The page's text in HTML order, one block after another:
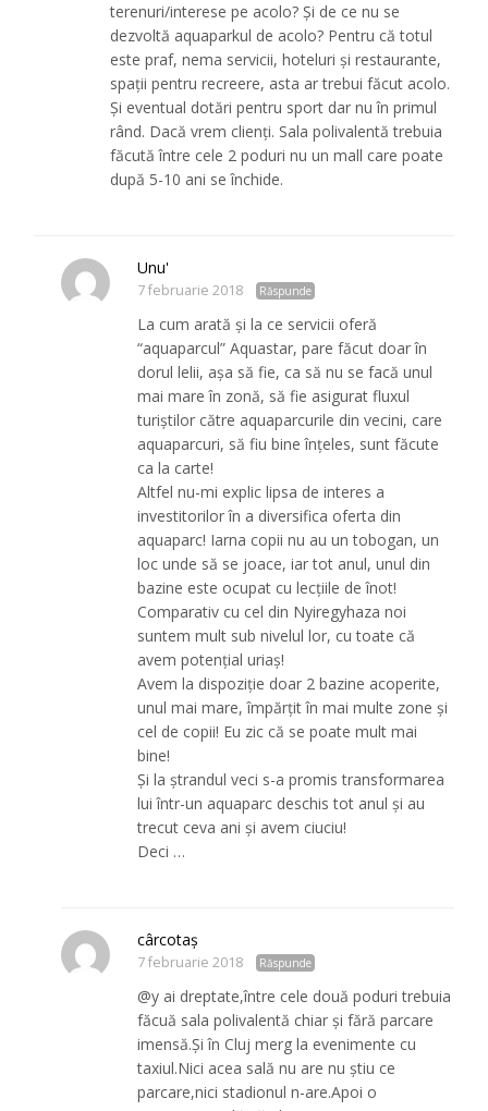
terenuri/interese pe acolo? Și de ce nu se
dezvoltă aquaparkul de acolo? Pentru că totul
este praf, nema servicii, hoteluri și restaurante,
spații pentru recreere, asta ar trebui făcut acolo.
Și eventual dotări pentru sport dar nu în primul
rând. Dacă vrem clienți. Sala polivalentă trebuia
făcută între cele 2 poduri nu un mall care poate
după 5-10 ani se închide.
Unu'
7 februarie 2018 Răspunde
La cum arată și la ce servicii oferă
“aquaparcul” Aquastar, pare făcut doar în
dorul lelii, așa să fie, ca să nu se facă unul
mai mare în zonă, să fie asigurat fluxul
turiștilor către aquaparcurile din vecini, care
aquaparcuri, să fiu bine înțeles, sunt făcute
ca la carte!
Altfel nu-mi explic lipsa de interes a
investitorilor în a diversifica oferta din
aquaparc! Iarna copii nu au un tobogan, un
loc unde să se joace, iar tot anul, unul din
bazine este ocupat cu lecțiile de înot!
Comparativ cu cel din Nyiregyhaza noi
suntem mult sub nivelul lor, cu toate că
avem potențial uriaș!
Avem la dispoziție doar 2 bazine acoperite,
unul mai mare, împărțit în mai multe zone și
cel de copii! Eu zic că se poate mult mai
bine!
Și la ștrandul veci s-a promis transformarea
lui într-un aquaparc deschis tot anul și au
trecut ceva ani și avem ciuciu!
Deci …
cârcotaş
7 februarie 2018 Răspunde
@y ai dreptate,între cele două poduri trebuia
făcuă sala polivalentă chiar şi fără parcare
imensă.Şi în Cluj merg la evenimente cu
taxiul.Nici acea sală nu are nu ştiu ce
parcare,nici stadionul n-are.Apoi o